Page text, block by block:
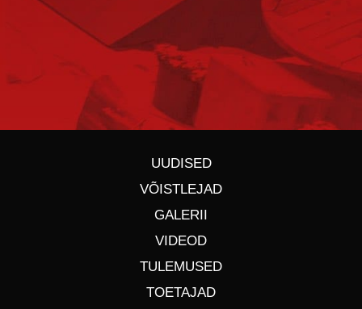
UUDISED
VÕISTLEJAD
GALERII
VIDEOD
TULEMUSED
TOETAJAD